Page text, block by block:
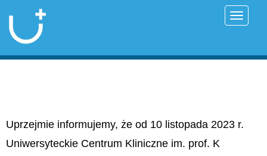
Uprzejmie informujemy, że od 10 listopada 2023 r.
Uniwersyteckie Centrum Kliniczne im. prof. K